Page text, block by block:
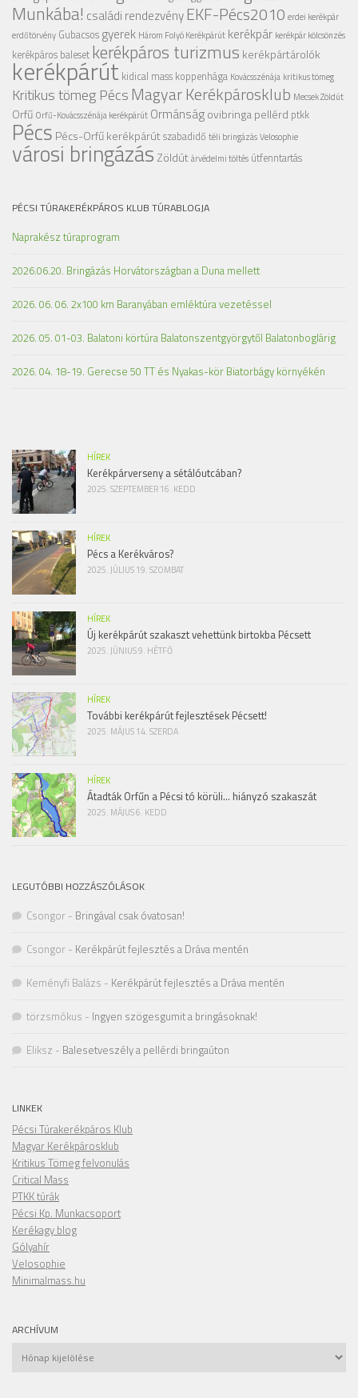
Munkába! családi rendezvényEKF-Pécs2010 erdei kerékpár
erdőtörvény Gubacsos gyerek Három Folyó Kerékpárút kerékpár kerékpár kölcsönzés
kerékpáros baleset kerékpáros turizmus kerékpártárolók
kerékpárút kidical mass koppenhága Kovácsszénája kritikus tömeg
Kritikus tömeg PécsMagyar Kerékpárosklub Mecsek Zöldút
Orfű Orfű-Kovácsszénája kerékpárút Ormánságovibringapellérd ptkk
Pécs Pécs-Orfű kerékpárútszabadidő téli bringázásVelosophie
városi bringázás Zöldútárvédelmi töltés útfenntartás
PÉCSI TÚRAKERÉKPÁROS KLUB TÚRABLOGJA
Naprakész túraprogram
2026.06.20. Bringázás Horvátországban a Duna mellett
2026. 06. 06. 2x100 km Baranyában emléktúra vezetéssel
2026. 05. 01-03. Balatoni körtúra Balatonszentgyörgytől Balatonboglárig
2026. 04. 18-19. Gerecse 50 TT és Nyakas-kör Biatorbágy környékén
HÍREK
Kerékpárverseny a sétálóutcában?
2025. SZEPTEMBER 16. KEDD
HÍREK
Pécs a Kerékváros?
2025. JÚLIUS 19. SZOMBAT
HÍREK
Új kerékpárút szakaszt vehettünk birtokba Pécsett
2025. JÚNIUS 9. HÉTFŐ
HÍREK
További kerékpárút fejlesztések Pécsett!
2025. MÁJUS 14. SZERDA
HÍREK
Átadták Orfűn a Pécsi tó körüli… hiányzó szakaszát
2025. MÁJUS 6. KEDD
LEGUTÓBBI HOZZÁSZÓLÁSOK
Csongor - Bringával csak óvatosan!
Csongor - Kerékpárút fejlesztés a Dráva mentén
Keményfi Balázs - Kerékpárút fejlesztés a Dráva mentén
törzsmókus - Ingyen szögesgumit a bringásoknak!
Eliksz - Balesetveszély a pellérdi bringaúton
LINKEK
Pécsi Túrakerékpáros Klub
Magyar Kerékpárosklub
Kritikus Tömeg felvonulás
Critical Mass
PTKK túrák
Pécsi Kp. Munkacsoport
Kerékagy blog
Gólyahír
Velosophie
Minimalmass.hu
ARCHÍVUM